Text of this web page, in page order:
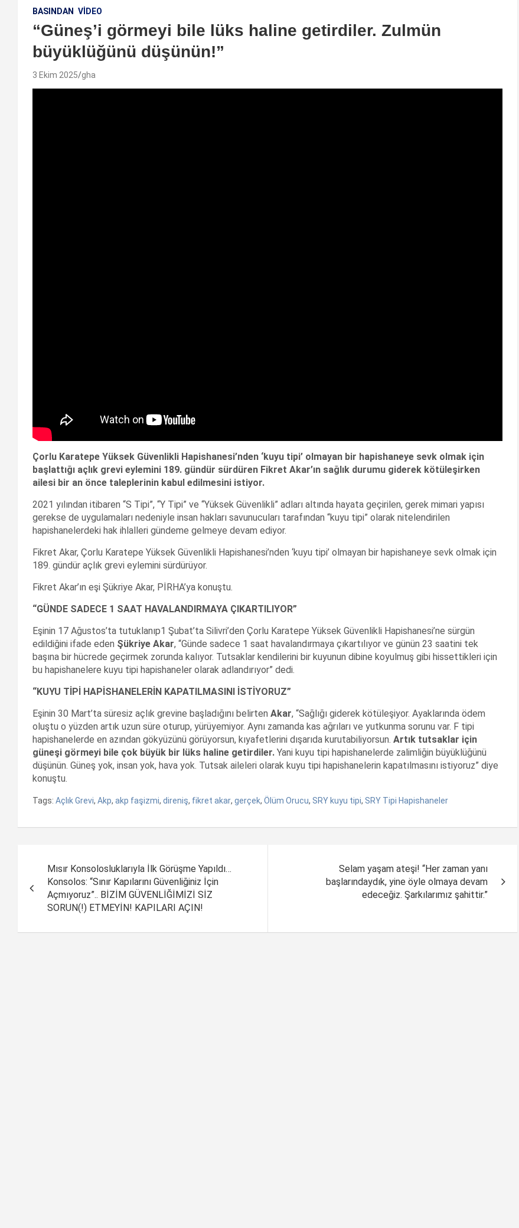
BASINDAN VIDEO
“Güneş’i görmeyi bile lüks haline getirdiler. Zulmün
büyüklüğünü düşünün!”
3 Ekim 2025 gha
Çorlu Karatepe Yüksek Güvenlikli Hapishanesi’nden ‘kuyu tipi’ olmayan bir hapishaneye sevk olmak için
başlattığı açlık grevi eylemini 189. gündür sürdüren Fikret Akar’ın sağlık durumu giderek kötüleşirken
ailesi bir an önce taleplerinin kabul edilmesini istiyor.
2021 yılından itibaren “S Tipi”, “Y Tipi” ve “Yüksek Güvenlikli” adları altında hayata geçirilen, gerek mimari yapısı
gerekse de uygulamaları nedeniyle insan hakları savunucuları tarafından “kuyu tipi” olarak nitelendirilen
hapishanelerdeki hak ihlalleri gündeme gelmeye devam ediyor.
Fikret Akar, Çorlu Karatepe Yüksek Güvenlikli Hapishanesi’nden ‘kuyu tipi’ olmayan bir hapishaneye sevk olmak için
189. gündür açlık grevi eylemini sürdürüyor.
Fikret Akar’ın eşi Şükriye Akar, PİRHA’ya konuştu.
“GÜNDE SADECE 1 SAAT HAVALANDIRMAYA ÇIKARTILIYOR”
Eşinin 17 Ağustos’ta tutuklanıp1 Şubat’ta Silivri’den Çorlu Karatepe Yüksek Güvenlikli Hapishanesi’ne sürgün
edildiğini ifade eden Şükriye Akar, “Günde sadece 1 saat havalandırmaya çıkartılıyor ve günün 23 saatini tek
başına bir hücrede geçirmek zorunda kalıyor. Tutsaklar kendilerini bir kuyunun dibine koyulmuş gibi hissettikleri için
bu hapishanelere kuyu tipi hapishaneler olarak adlandırıyor” dedi.
“KUYU TİPİ HAPİSHANELERİN KAPATILMASINI İSTİYORUZ”
Eşinin 30 Mart’ta süresiz açlık grevine başladığını belirten Akar, “Sağlığı giderek kötüleşiyor. Ayaklarında ödem
oluştu o yüzden artık uzun süre oturup, yürüyemiyor. Aynı zamanda kas ağrıları ve yutkunma sorunu var. F tipi
hapishanelerde en azından gökyüzünü görüyorsun, kıyafetlerini dışarıda kurutabiliyorsun. Artık tutsaklar için
güneşi görmeyi bile çok büyük bir lüks haline getirdiler. Yani kuyu tipi hapishanelerde zalimliğin büyüklüğünü
düşünün. Güneş yok, insan yok, hava yok. Tutsak aileleri olarak kuyu tipi hapishanelerin kapatılmasını istiyoruz” diye
konuştu.
Tags: Açlık Grevi, Akp, akp faşizmi, direniş, fikret akar, gerçek, Ölüm Orucu, SRY kuyu tipi, SRY Tipi Hapishaneler
dolaşımı
Mısır Konsolosluklarıyla İlk Görüşme Yapıldı…
Konsolos: “Sınır Kapılarını Güvenliğiniz İçin
Açmıyoruz”.. BİZİM GÜVENLİĞİMİZİ SİZ
SORUN(!) ETMEYİN! KAPILARI AÇIN!
Selam yaşam ateşi! “Her zaman yanı
başlarındaydık, yine öyle olmaya devam
edeceğiz. Şarkılarımız şahittir.”